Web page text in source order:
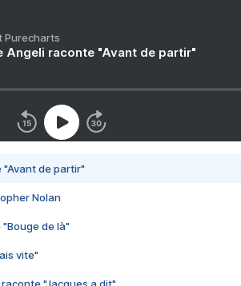
Purecharts
Angeli raconte "Avant de partir"
"Avant de partir"
Nolan
"Bouge de là"
vite"